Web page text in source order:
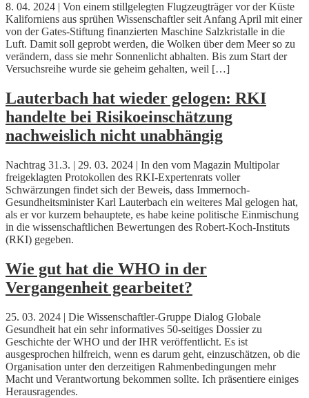
8. 04. 2024 | Von einem stillgelegten Flugzeugträger vor der Küste
Kaliforniens aus sprühen Wissenschaftler seit Anfang April mit einer
von der Gates-Stiftung finanzierten Maschine Salzkristalle in die
Luft. Damit soll geprobt werden, die Wolken über dem Meer so zu
verändern, dass sie mehr Sonnenlicht abhalten. Bis zum Start der
Versuchsreihe wurde sie geheim gehalten, weil […]
Lauterbach hat wieder gelogen: RKI
handelte bei Risikoeinschätzung
nachweislich nicht unabhängig
Nachtrag 31.3. | 29. 03. 2024 | In den vom Magazin Multipolar
freigeklagten Protokollen des RKI-Expertenrats voller
Schwärzungen findet sich der Beweis, dass Immernoch-
Gesundheitsminister Karl Lauterbach ein weiteres Mal gelogen hat,
als er vor kurzem behauptete, es habe keine politische Einmischung
in die wissenschaftlichen Bewertungen des Robert-Koch-Instituts
(RKI) gegeben.
Wie gut hat die WHO in der
Vergangenheit gearbeitet?
25. 03. 2024 | Die Wissenschaftler-Gruppe Dialog Globale
Gesundheit hat ein sehr informatives 50-seitiges Dossier zu
Geschichte der WHO und der IHR veröffentlicht. Es ist
ausgesprochen hilfreich, wenn es darum geht, einzuschätzen, ob die
Organisation unter den derzeitigen Rahmenbedingungen mehr
Macht und Verantwortung bekommen sollte. Ich präsentiere einiges
Herausragendes.